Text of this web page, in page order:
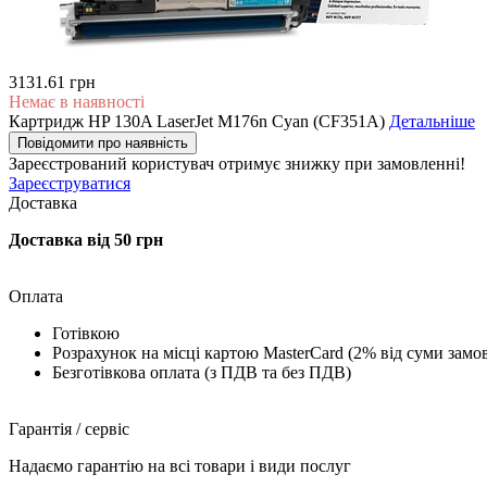
3131.61 грн
Немає в наявності
Картридж HP 130A LaserJet M176n Cyan (CF351A) Детальніше
Повідомити про наявність
Зареєстрований користувач отримує знижку при замовленні!
Зареєструватися
Доставка
Доставка від 50 грн
Оплата
Готівкою
Розрахунок на місці картою MasterCard (2% від суми
Безготівкова оплата (з ПДВ та без ПДВ)
Гарантія / сервіс
Надаємо гарантію на всі товари і види послуг